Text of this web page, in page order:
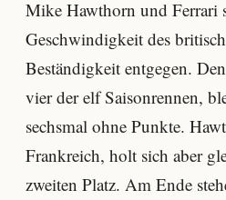
Mike Hawthorn und Ferrari
Geschwindigkeit des
Beständigkeit entgegen.
vier der elf Saisonrennen,
sechsmal ohne Punkte.
Frankreich, holt sich aber
zweiten Platz. Am Ende